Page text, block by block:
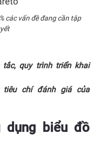
các vấn đề đang cần tập
tắc, quy trình triển khai
chí đánh giá của
dụng biểu đồ